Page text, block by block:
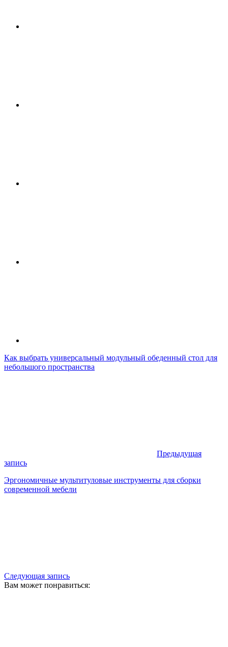
Как выбрать универсальный модульный обеденный стол для
небольшого пространства
Предыдущая
запись
Эргономичные мультитуловые инструменты для сборки
современной мебели
Следующая запись
Вам может понравиться: